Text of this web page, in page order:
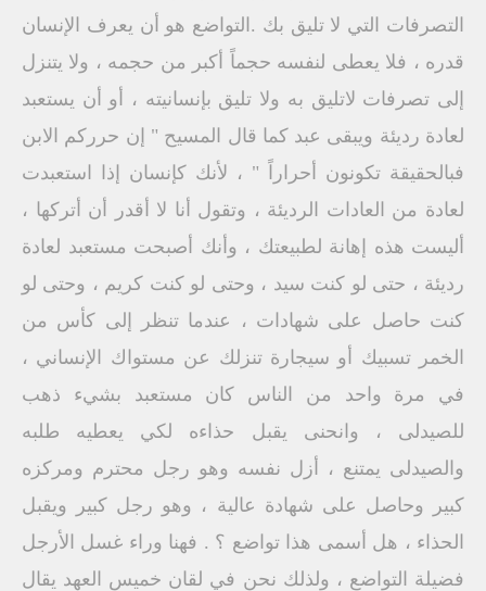
التصرفات التي لا تليق بك .التواضع هو أن يعرف الإنسان
قدره ، فلا يعطى لنفسه حجماً أكبر من حجمه ، ولا يتنزل
إلى تصرفات لاتليق به ولا تليق بإنسانيته ، أو أن يستعبد
لعادة رديئة ويبقى عبد كما قال المسيح " إن حرركم الابن
فبالحقيقة تكونون أحراراً " ، لأنك كإنسان إذا استعبدت
لعادة من العادات الرديئة ، وتقول أنا لا أقدر أن أتركها ،
أليست هذه إهانة لطبيعتك ، وأنك أصبحت مستعبد لعادة
رديئة ، حتى لو كنت سيد ، وحتى لو كنت كريم ، وحتى لو
كنت حاصل على شهادات ، عندما تنظر إلى كأس من
الخمر تسبيك أو سيجارة تنزلك عن مستواك الإنساني ،
في مرة واحد من الناس كان مستعبد بشيء ذهب
للصيدلى ، وانحنى يقبل حذاءه لكي يعطيه طلبه
والصيدلى يمتنع ، أزل نفسه وهو رجل محترم ومركزه
كبير وحاصل على شهادة عالية ، وهو رجل كبير ويقبل
الحذاء ، هل أسمى هذا تواضع ؟ . فهنا وراء غسل الأرجل
فضيلة التواضع ، ولذلك نحن في لقان خميس العهد يقال